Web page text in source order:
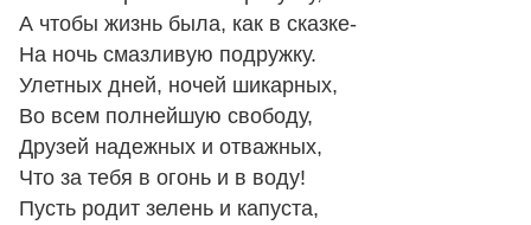
А чтобы жизнь была, как в сказке-
На ночь смазливую подружку.
Улетных дней, ночей шикарных,
Во всем полнейшую свободу,
Друзей надежных и отважных,
Что за тебя в огонь и в воду!
Пусть родит зелень и капуста,